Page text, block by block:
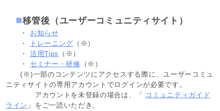
移管後（ユーザーコミュニティサイト）
・ お知らせ
・
トレーニング （※）
・ 活用Tips （※）
・ セミナー・研修
（※）
(※)一部のコンテンツにアクセスする際に、ユーザーコミュ
ニティサイトの専用アカウントでログインが必要です。
アカウントを未登録の場合は、「
コミュニティガイド
ライン 」をご一読いただき、